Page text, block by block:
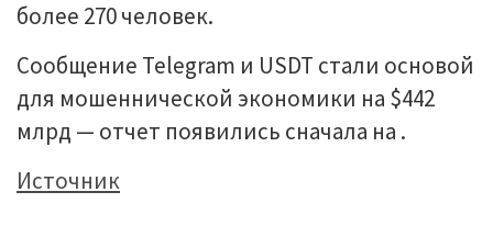
более 270 человек.
Сообщение Telegram и USDT стали основой
для мошеннической экономики на $442
млрд — отчет появились сначала на .
Источник